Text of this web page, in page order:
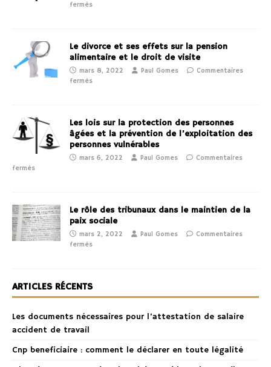
fermés
Le divorce et ses effets sur la pension
alimentaire et le droit de visite
mars 8, 2022 Paul Gomes
Commentaires
fermés
Les lois sur la protection des personnes
âgées et la prévention de l’exploitation des
personnes vulnérables
mars 6, 2022 Paul Gomes
Commentaires
fermés
Le rôle des tribunaux dans le maintien de la
paix sociale
mars 2, 2022 Paul Gomes
Commentaires
fermés
ARTICLES RÉCENTS
Les documents nécessaires pour l’attestation de salaire
accident de travail
Cnp beneficiaire : comment le déclarer en toute légalité